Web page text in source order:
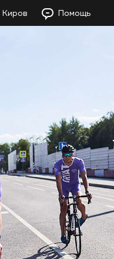
Киров Помощь